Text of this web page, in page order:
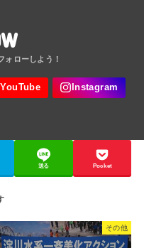
送る Pocket
その他